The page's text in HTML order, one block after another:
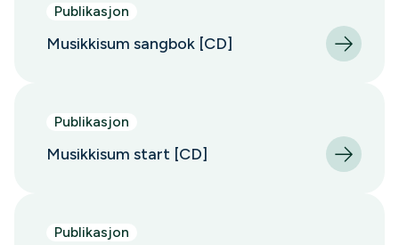
Publikasjon
Musikkisum sangbok [CD]
Publikasjon
Musikkisum start [CD]
Publikasjon